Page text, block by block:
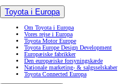
Toyota i Europa
Om Toyota i Europa
Vores rejse i Europa
Toyota Motor Europe
Toyota Europe Design Development
Europæiske fabrikker
Den europæiske forsyningskæde
Nationale marketing- & salgsselskaber
Toyota Connected Europa